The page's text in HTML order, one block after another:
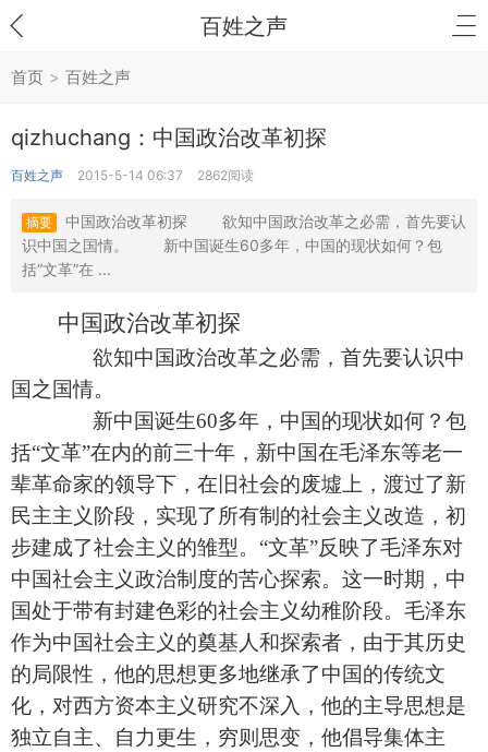
百姓之声
首页 > 百姓之声
qizhuchang：中国政治改革初探
百姓之声 2015-5-14 06:37 2862阅读
摘要
中国政治改革初探 欲知中国政治改革之必需，首先要认
识中国之国情。 新中国诞生60多年，中国的现状如何？包
括“文革”在 ...
中国政治改革初探
欲知中国政治改革之必需，首先要认识中
国之国情。
新中国诞生60多年，中国的现状如何？包
括“文革”在内的前三十年，新中国在毛泽东等老一
辈革命家的领导下，在旧社会的废墟上，渡过了新
民主主义阶段，实现了所有制的社会主义改造，初
步建成了社会主义的雏型。“文革”反映了毛泽东对
中国社会主义政治制度的苦心探索。这一时期，中
国处于带有封建色彩的社会主义幼稚阶段。毛泽东
作为中国社会主义的奠基人和探索者，由于其历史
的局限性，他的思想更多地继承了中国的传统文
化，对西方资本主义研究不深入，他的主导思想是
独立自主、自力更生，穷则思变，他倡导集体主